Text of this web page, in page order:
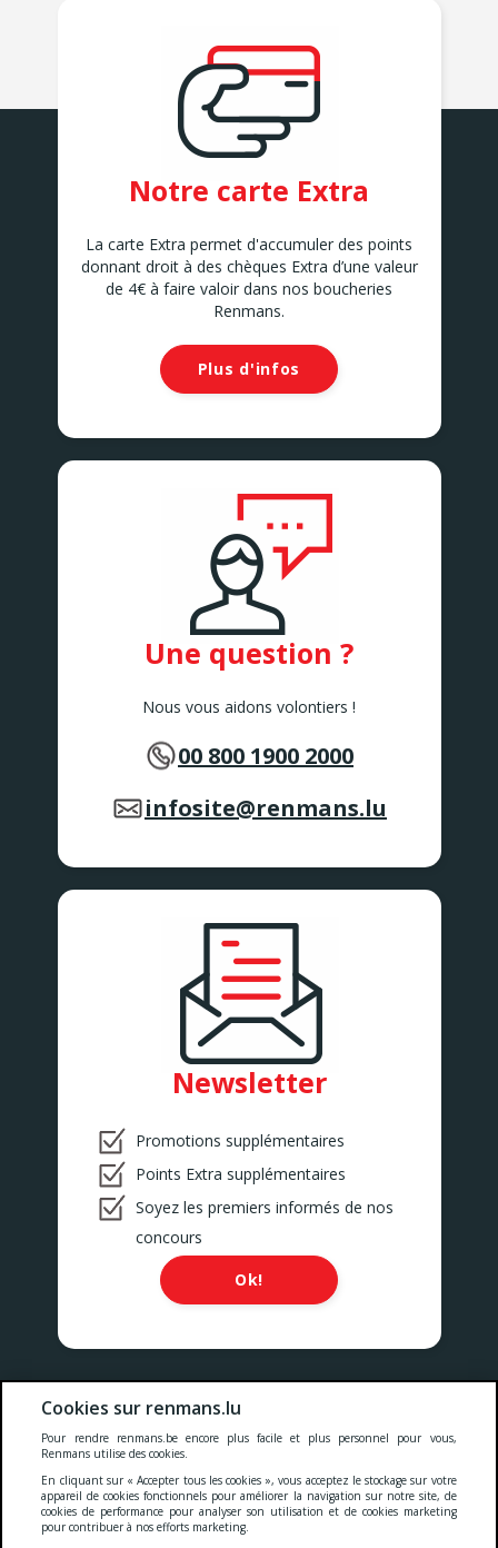
Notre carte Extra
La carte Extra permet d'accumuler des points
donnant droit à des chèques Extra d’une valeur
de 4€ à faire valoir dans nos boucheries
Renmans.
Plus d'infos
Une question ?
Nous vous aidons volontiers !
00 800 1900 2000
infosite@renmans.lu
Newsletter
Promotions supplémentaires
Points Extra supplémentaires
Soyez les premiers informés de nos
concours
Ok!
Nos prix comprennent toutes les taxes, la TVA, les droits et les
Deklaratioun zur Barrierefräiheet
Cookies sur renmans.lu
Pour rendre renmans.be encore plus facile et plus personnel pour vous,
Renmans utilise des cookies.
En cliquant sur « Accepter tous les cookies », vous acceptez le stockage sur votre
appareil de cookies fonctionnels pour améliorer la navigation sur notre site, de
cookies de performance pour analyser son utilisation et de cookies marketing
pour contribuer à nos efforts marketing.